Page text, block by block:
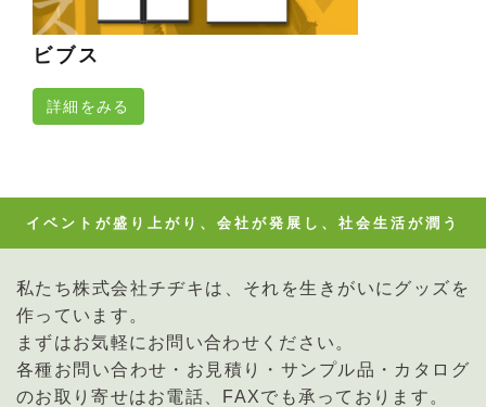
ビブス
詳細をみる
イベントが盛り上がり、会社が発展し、社会生活が潤う
私たち株式会社チヂキは、それを生きがいにグッズを
作っています。
まずはお気軽にお問い合わせください。
各種お問い合わせ・お見積り・サンプル品・カタログ
のお取り寄せはお電話、FAXでも承っております。